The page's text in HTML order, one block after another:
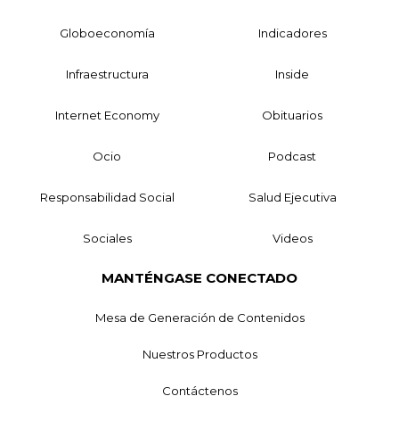
Globoeconomía Indicadores
Infraestructura Inside
Internet Economy Obituarios
Ocio Podcast
Responsabilidad Social Salud Ejecutiva
Sociales Videos
MANTÉNGASE CONECTADO
Mesa de Generación de Contenidos
Nuestros Productos
Contáctenos